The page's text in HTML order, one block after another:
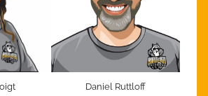
Daniel Ruttloff